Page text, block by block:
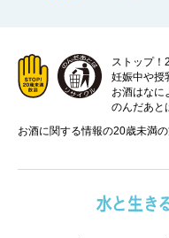
ストップ！
妊娠中や授
お酒はなに
のんだあと
お酒に関する情報の20歳未満